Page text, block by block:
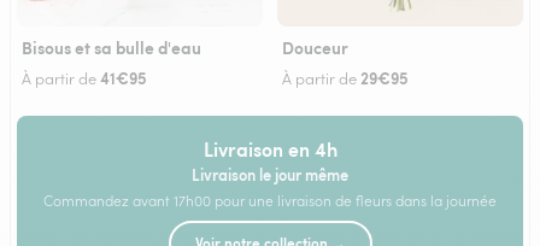
Bisous et sa bulle d'eau
À partir de41€95
Douceur
À partir de 29€95
Livraison en 4h
Livraison le jour même
Commandez avant 17h00 pour une livraison de fleurs dans la journée